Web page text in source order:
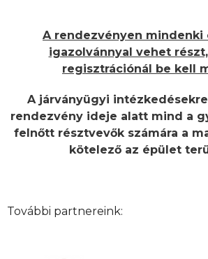
A rendezvényen mindenki
igazolvánnyal vehet
regisztrációnál be kell
A járványügyi
rendezvény ideje alatt mind a
felnőtt résztvevők számára a
kötelező az épület
További partnereink: